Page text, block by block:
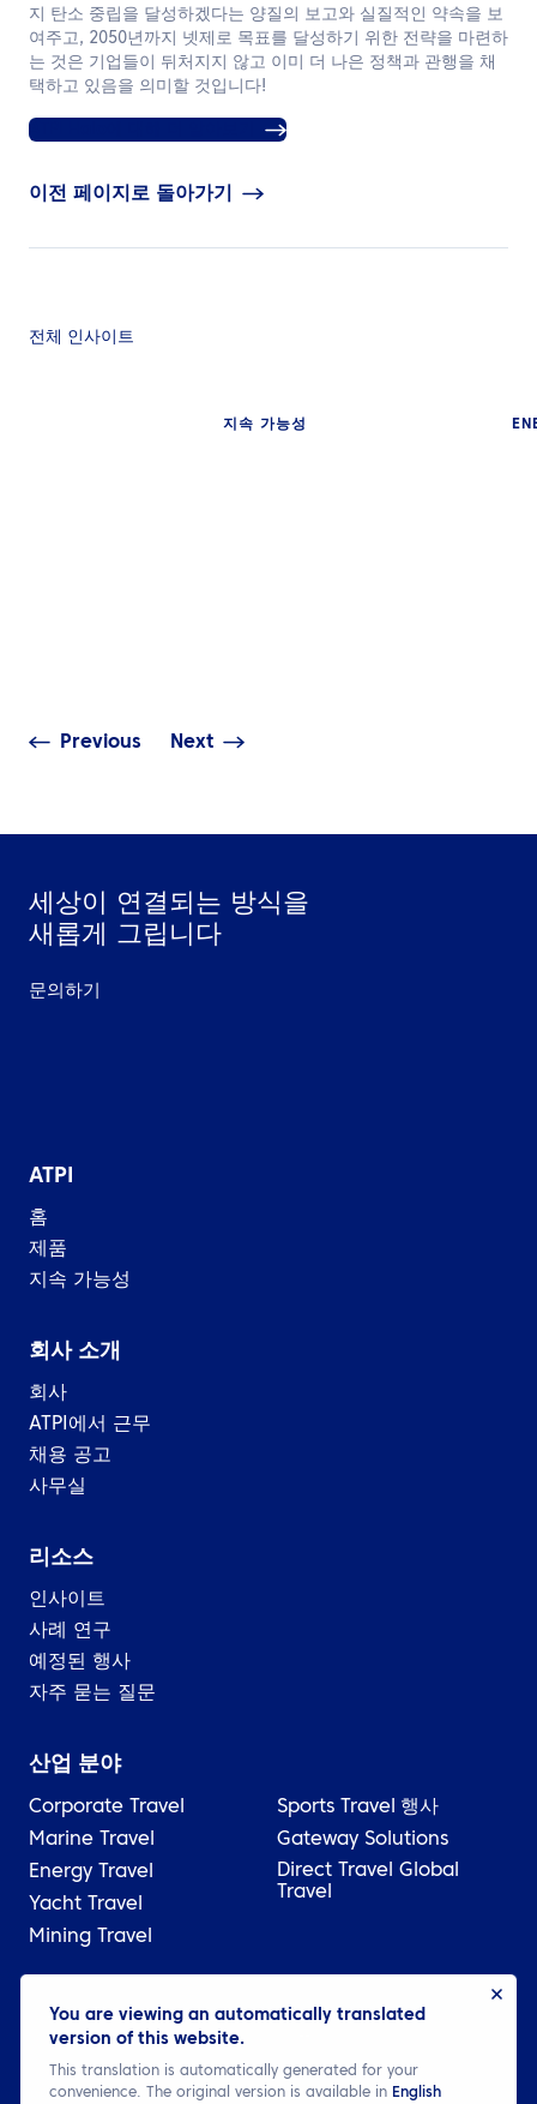
You are viewing an automatically translated
version of this website.
This translation is automatically generated for your
convenience. The original version is available in English
지 탄소 중립을 달성하겠다는 양질의 보고와 실질적인 약속을 보
여주고, 2050년까지 넷제로 목표를 달성하기 위한 전략을 마련하
는 것은 기업들이 뒤처지지 않고 이미 더 나은 정책과 관행을 채
택하고 있음을 의미할 것입니다!
이전 페이지로 돌아가기
전체 인사이트
지속 가능성
Previous Next
세상이 연결되는 방식을
새롭게 그립니다
문의하기
ATPI
홈
제품
지속 가능성
회사 소개
회사
ATPI에서 근무
채용 공고
사무실
리소스
인사이트
사례 연구
예정된 행사
자주 묻는 질문
산업 분야
Corporate Travel
Marine Travel
Energy Travel
Yacht Travel
Mining Travel
Sports Travel 행사
Gateway Solutions
Direct Travel Global
Travel
© 2026 ATPI
법률
개인정보처리방침 Cookie settings